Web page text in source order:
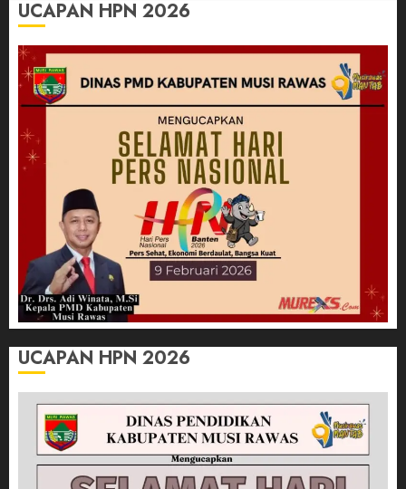
UCAPAN HPN 2026
UCAPAN HPN 2026